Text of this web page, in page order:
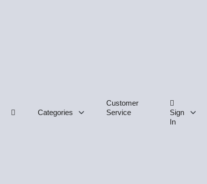
Categories
Customer
Service
Sign
In